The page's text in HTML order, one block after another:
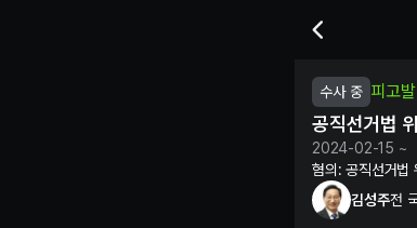
수사 중 피고발
공직선거법
2024-02-15 ~
혐의:공직선거법
김성주전